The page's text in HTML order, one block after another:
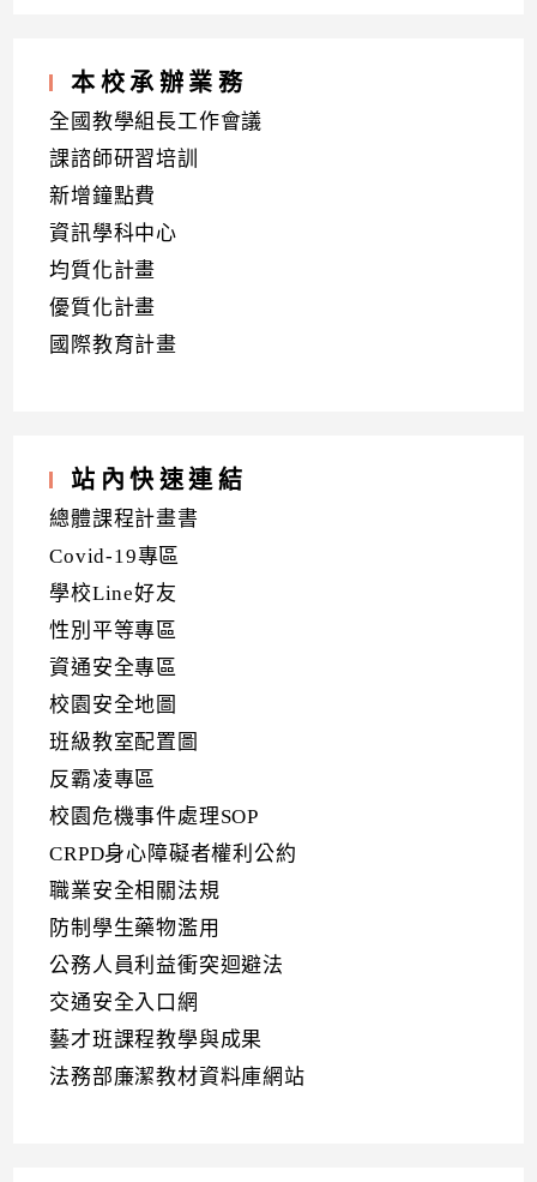
本校承辦業務
全國教學組長工作會議
課諮師研習培訓
新增鐘點費
資訊學科中心
均質化計畫
優質化計畫
國際教育計畫
站內快速連結
總體課程計畫書
Covid-19專區
學校Line好友
性別平等專區
資通安全專區
校園安全地圖
班級教室配置圖
反霸凌專區
校園危機事件處理SOP
CRPD身心障礙者權利公約
職業安全相關法規
防制學生藥物濫用
公務人員利益衝突迴避法
交通安全入口網
藝才班課程教學與成果
法務部廉潔教材資料庫網站